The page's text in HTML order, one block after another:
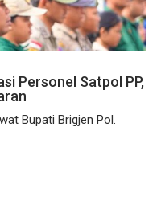
Personel Satpol PP,
Bupati Brigjen Pol.